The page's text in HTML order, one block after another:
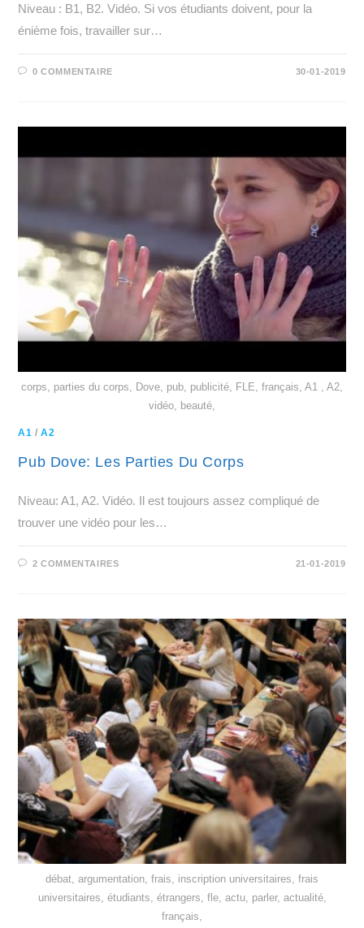
Niveau : B1, B2. Vidéo. Si vos étudiants doivent, pour la
énième fois, travailler sur…
0 COMMENTAIRE 30-01-2019
corps, parties du corps, Dove, pub, publicité, FLE, français, A1 , A2,
vidéo, beauté,
A1 /A2
Pub Dove: Les Parties Du Corps
Niveau: A1, A2. Vidéo. Il est toujours assez compliqué de
trouver une vidéo pour les…
2 COMMENTAIRES 21-01-2019
débat, argumentation, frais, inscription universitaires, frais
universitaires, étudiants, étrangers, fle, actu, parler, actualité,
français,